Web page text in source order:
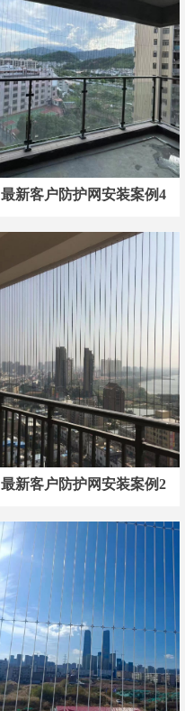
最新客户防护网安装案例4
最新客户防护网安装案例2